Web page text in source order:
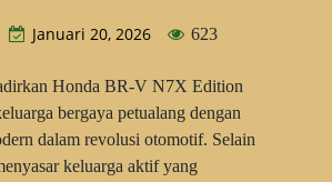
Januari 20, 2026 623
Honda BR-V N7X Edition
bergaya petualang dengan
dalam revolusi otomotif. Selain
keluarga aktif yang